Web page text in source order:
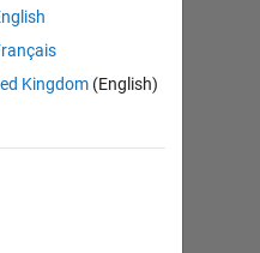
Kingdom (English)